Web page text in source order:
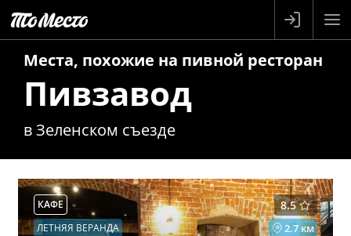
Места, похожие на пивной ресторан
Пивзавод
в Зеленском съезде
8.5
КАФЕ
2.7 км
ЛЕТНЯЯ ВЕРАНДА